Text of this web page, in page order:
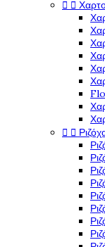
 
 